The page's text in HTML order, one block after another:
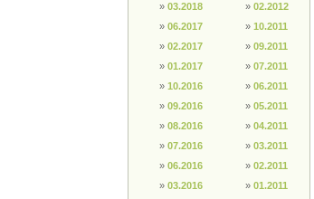
» 03.2018
» 06.2017
» 02.2017
» 01.2017
» 10.2016
» 09.2016
» 08.2016
» 07.2016
» 06.2016
» 03.2016
» 02.2012
» 10.2011
» 09.2011
» 07.2011
» 06.2011
» 05.2011
» 04.2011
» 03.2011
» 02.2011
» 01.2011